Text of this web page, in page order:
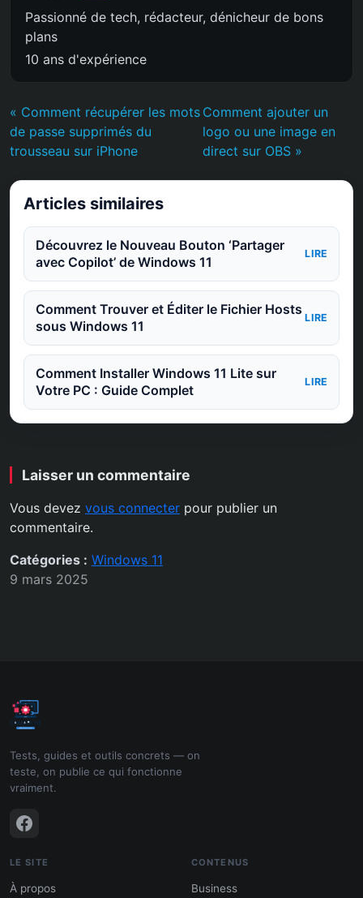
Passionné de tech, rédacteur, dénicheur de bons
plans
10 ans d'expérience
« Comment récupérer les mots
de passe supprimés du
trousseau sur iPhone
Comment ajouter un
logo ou une image en
direct sur OBS »
Articles similaires
Découvrez le Nouveau Bouton ‘Partager
avec Copilot’ de Windows 11
LIRE
Comment Trouver et Éditer le Fichier Hosts
sous Windows 11
LIRE
Comment Installer Windows 11 Lite sur
Votre PC : Guide Complet
LIRE
Laisser un commentaire
Vous devez vous connecter pour publier un
commentaire.
Catégories : Windows 11
9 mars 2025
Tests, guides et outils concrets — on
teste, on publie ce qui fonctionne
vraiment.
LE SITE
À propos
CONTENUS
Business